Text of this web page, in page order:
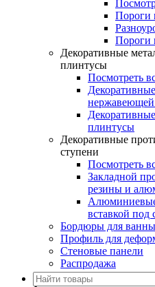
Пороги
Пороги
Декоративные
плинтусы
Посмотреть
нержавеющей
плинтусы
Декоративные
ступени
Посмотреть
Закладной
резины и
вставкой под
Бордюры для ванны
Профиль для
Стеновые панели
Распродажа